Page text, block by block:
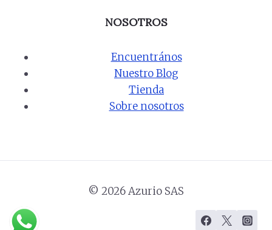
NOSOTROS
Encuentrános
Nuestro Blog
Tienda
Sobre nosotros
© 2026 Azurio SAS